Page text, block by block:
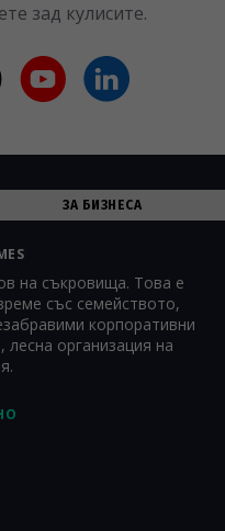
зад кулисите.
ЗА БИЗНЕСА
на съкровища. Това е
със семейството,
корпоративни
лесна организация на